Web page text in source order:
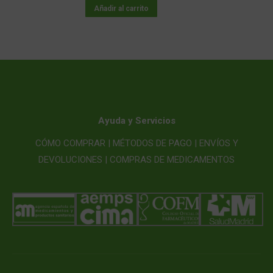
Añadir al carrito
Ayuda y Servicios
CÓMO COMPRAR | MÉTODOS DE PAGO | ENVÍOS Y
DEVOLUCIONES | COMPRAS DE MEDICAMENTOS